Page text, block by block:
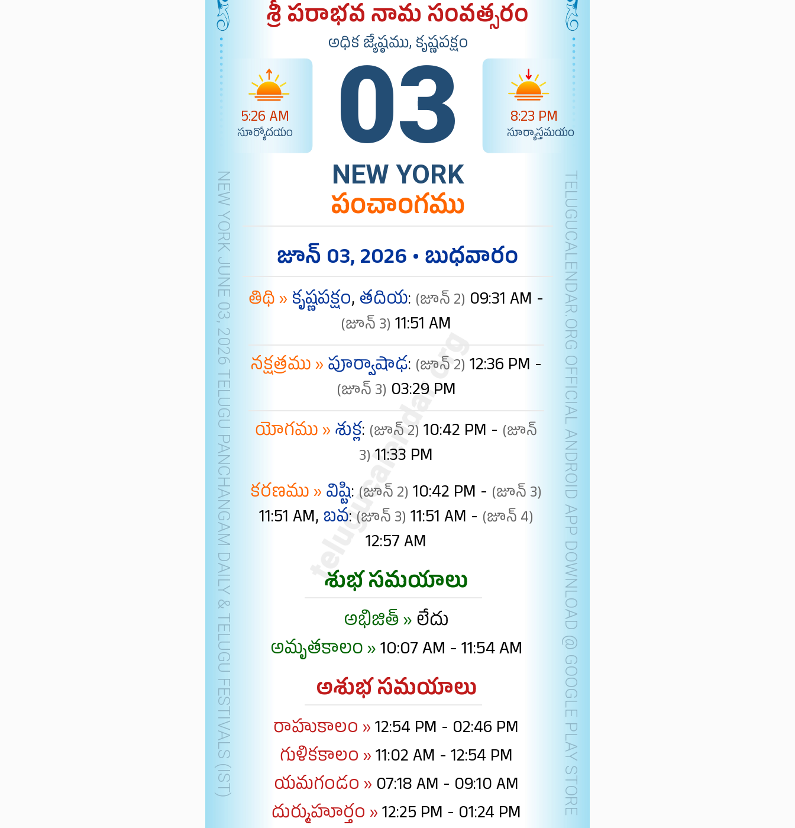
NEW YORK JUNE 03, 2026 TELUGU PANCHANGAM DAILY & TELUGU FESTIVALS (IST) TELUGUCALENDAR.ORG OFFICIAL ANDROID APP
DOWNLOAD @ GOOGLE PLAY STORE
శ్రీ పరాభవ నామ సంవత్సరం
అధిక జ్యేష్ఠము, కృష్ణపక్షం
5:26 AM
సూర్యోదయం
8:23 PM
సూర్యాస్తమయం
03
NEW YORK
పంచాంగము
జూన్ 03, 2026 • బుధవారం
తిథి » కృష్ణపక్షం, తదియ: (జూన్ 2) 09:31 AM -
(జూన్ 3) 11:51 AM
నక్షత్రము » పూర్వాషాఢ: (జూన్ 2) 12:36 PM -
(జూన్ 3) 03:29 PM
యోగము » శుక్ల: (జూన్ 2) 10:42 PM - (జూన్
3) 11:33 PM
కరణము » విష్టి: (జూన్ 2) 10:42 PM - (జూన్ 3)
11:51 AM, బవ: (జూన్ 3) 11:51 AM - (జూన్ 4)
12:57 AM
శుభ సమయాలు
అభిజిత్ » లేదు
అమృతకాలం »10:07 AM - 11:54 AM
అశుభ సమయాలు
రాహుకాలం »12:54 PM - 02:46 PM
గుళికకాలం »11:02 AM - 12:54 PM
యమగండం » 07:18 AM - 09:10 AM
దుర్ముహూర్తం »12:25 PM - 01:24 PM